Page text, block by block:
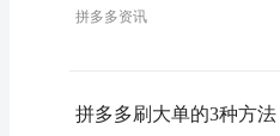
拼多多资讯
拼多多刷大单的3种方